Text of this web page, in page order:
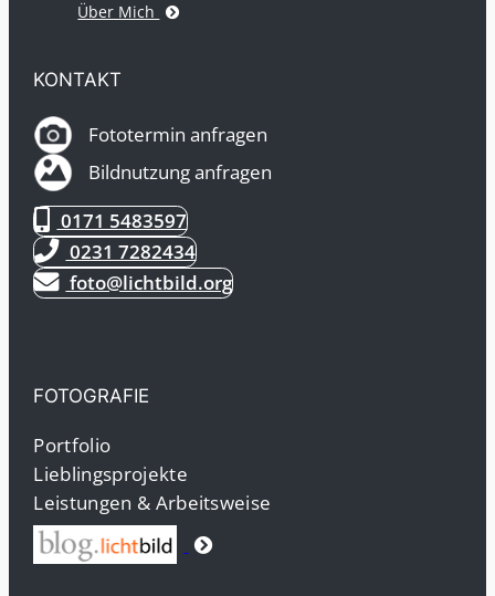
Über Mich
KONTAKT
Fototermin anfragen
Bildnutzung anfragen
0171 5483597
0231 7282434
foto@lichtbild.org
FOTOGRAFIE
Portfolio
Lieblingsprojekte
Leistungen & Arbeitsweise